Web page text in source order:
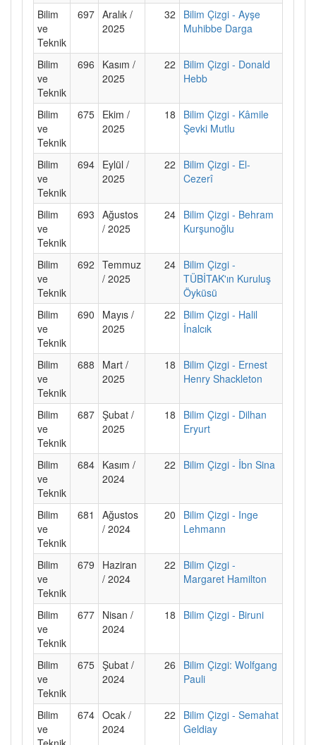
Bilim
ve
Teknik
697 Aralık /
2025
32
Bilim Çizgi - Ayşe
Muhibbe Darga
Bilim
ve
Teknik
696
Kasım /
2025
22
Bilim Çizgi - Donald
Hebb
Bilim
ve
Teknik
675 Ekim /
2025
18
Bilim Çizgi - Kâmile
Şevki Mutlu
Bilim
ve
Teknik
694 Eylül /
2025
22
Bilim Çizgi - El-
Cezerî
Bilim
ve
Teknik
693 Ağustos
/ 2025
24 Bilim Çizgi - Behram
Kurşunoğlu
Bilim
ve
Teknik
692 Temmuz
/ 2025
24 Bilim Çizgi -
TÜBİTAK'ın Kuruluş
Öyküsü
Bilim
ve
Teknik
690
Mayıs /
2025
22
Bilim Çizgi - Halil
İnalcık
Bilim
ve
Teknik
688
Mart /
2025
18
Bilim Çizgi - Ernest
Henry Shackleton
Bilim
ve
Teknik
687 Şubat /
2025
18
Bilim Çizgi - Dilhan
Eryurt
Bilim
ve
Teknik
684 Kasım /
2024
22 Bilim Çizgi - İbn Sina
Bilim
ve
Teknik
681
Ağustos
/ 2024
20
Bilim Çizgi - Inge
Lehmann
Bilim
ve
Teknik
679
Haziran
/ 2024
22
Bilim Çizgi -
Margaret Hamilton
Bilim
ve
Teknik
677 Nisan /
2024
18 Bilim Çizgi - Biruni
Bilim
ve
Teknik
675 Şubat /
2024
26
Bilim Çizgi: Wolfgang
Pauli
Bilim
ve
674 Ocak /
2024
22
Bilim Çizgi - Semahat
Geldiay